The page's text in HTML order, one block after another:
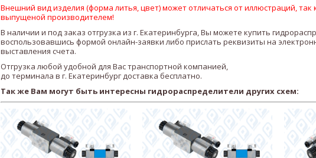
Внешний вид изделия (форма литья, цвет) может отличаться от иллюстраций, так
выпущеной производителем!
В наличии и под заказ отгрузка из г. Екатеринбурга, Вы можете купить
воспользовавшись формой онлайн-заявки либо прислать реквизиты на
выставления счета.
Отгрузка любой удобной для Вас транспортной компанией,
до терминала в г. Екатеринбург доставка бесплатно.
Так же Вам могут быть интересны гидрораспределители других схем: